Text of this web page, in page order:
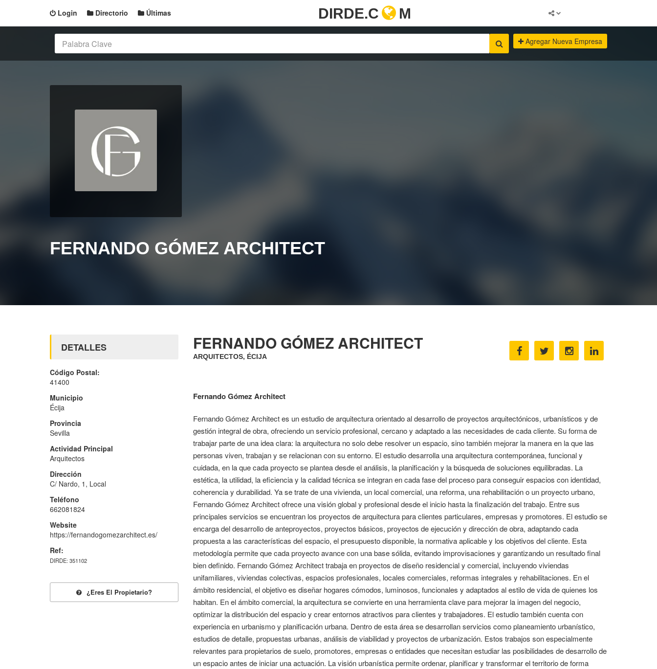
Login Directorio Últimas DIRDE.C M
Agregar Nueva Empresa
FERNANDO GÓMEZ ARCHITECT
FERNANDO GÓMEZ ARCHITECT
ARQUITECTOS, ÉCIJA
Fernando Gómez Architect
Fernando Gómez Architect es un estudio de arquitectura orientado al desarrollo de proyectos arquitectónicos, urbanísticos y de
gestión integral de obra, ofreciendo un servicio profesional, cercano y adaptado a las necesidades de cada cliente. Su forma de
trabajar parte de una idea clara: la arquitectura no solo debe resolver un espacio, sino también mejorar la manera en la que las
personas viven, trabajan y se relacionan con su entorno. El estudio desarrolla una arquitectura contemporánea, funcional y
cuidada, en la que cada proyecto se plantea desde el análisis, la planificación y la búsqueda de soluciones equilibradas. La
estética, la utilidad, la eficiencia y la calidad técnica se integran en cada fase del proceso para conseguir espacios con identidad,
coherencia y durabilidad. Ya se trate de una vivienda, un local comercial, una reforma, una rehabilitación o un proyecto urbano,
Fernando Gómez Architect ofrece una visión global y profesional desde el inicio hasta la finalización del trabajo. Entre sus
principales servicios se encuentran los proyectos de arquitectura para clientes particulares, empresas y promotores. El estudio se
encarga del desarrollo de anteproyectos, proyectos básicos, proyectos de ejecución y dirección de obra, adaptando cada
propuesta a las características del espacio, el presupuesto disponible, la normativa aplicable y los objetivos del cliente. Esta
metodología permite que cada proyecto avance con una base sólida, evitando improvisaciones y garantizando un resultado final
bien definido. Fernando Gómez Architect trabaja en proyectos de diseño residencial y comercial, incluyendo viviendas
unifamiliares, viviendas colectivas, espacios profesionales, locales comerciales, reformas integrales y rehabilitaciones. En el
ámbito residencial, el objetivo es diseñar hogares cómodos, luminosos, funcionales y adaptados al estilo de vida de quienes los
habitan. En el ámbito comercial, la arquitectura se convierte en una herramienta clave para mejorar la imagen del negocio,
optimizar la distribución del espacio y crear entornos atractivos para clientes y trabajadores. El estudio también cuenta con
experiencia en urbanismo y planificación urbana. Dentro de esta área se desarrollan servicios como planeamiento urbanístico,
estudios de detalle, propuestas urbanas, análisis de viabilidad y proyectos de urbanización. Estos trabajos son especialmente
relevantes para propietarios de suelo, promotores, empresas o entidades que necesitan estudiar las posibilidades de desarrollo de
un espacio antes de iniciar una actuación. La visión urbanística permite ordenar, planificar y transformar el territorio de forma
DETALLES
Código Postal:
41400
Municipio
Écija
Provincia
Sevilla
Actividad Principal
Arquitectos
Dirección
C/ Nardo, 1, Local
Teléfono
662081824
Website
https://fernandogomezarchitect.es/
Ref:
DIRDE: 351102
¿eres El Propietario?